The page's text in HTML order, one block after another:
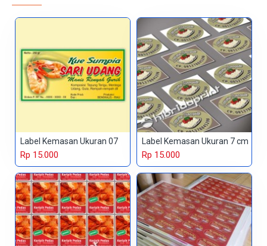
Label Kemasan Ukuran 07
Rp 15.000
Label Kemasan Ukuran 7 cm
Rp 15.000